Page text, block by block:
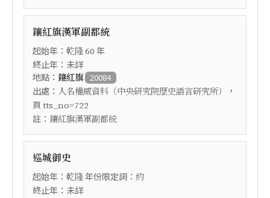
鑲紅旗漢軍副都統
起始年： 乾隆60 年
終止年：未詳
地點： 鑲紅旗 20084
出處： 人名權威資料（中央研究院歷史語言研究所）
，
頁 tts_no=722
註： 鑲紅旗漢軍副都統
巡城御史
起始年： 乾隆年份限定詞： 約
終止年：未詳